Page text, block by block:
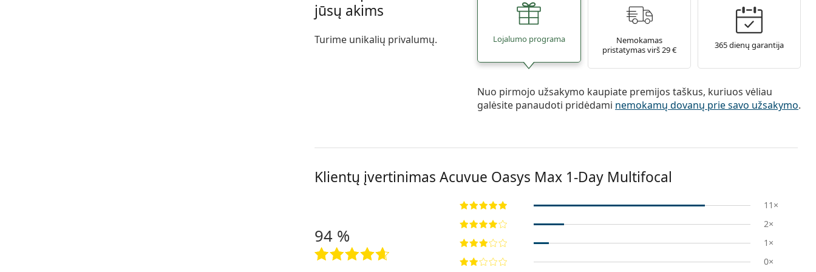
jūsų akims
Turime unikalių privalumų. Lojalumo programa
Nemokamas
pristatymas virš 29 €
365 dienų garantija
Nuo pirmojo užsakymo kaupiate premijos taškus, kuriuos vėliau
galėsite panaudoti pridėdami nemokamų dovanų prie savo užsakymo.
Klientų įvertinimas Acuvue Oasys Max 1-Day Multifocal
94 %
11×
2×
1×
0×